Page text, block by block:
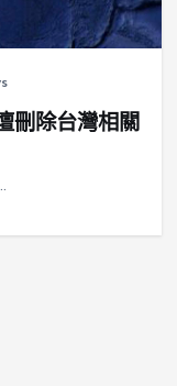
刪除台灣相關